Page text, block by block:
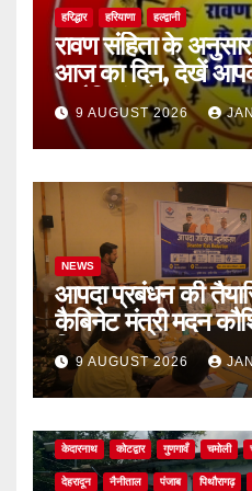
हरिद्धार हरियाणा हल्द्वानी
रावण संहिता के
आज का दिन, देखें आपके
चुनौतियां और नए
9 AUGUST 2026
NEWS
आपदा प्रबंधन की
कैबिनेट मंत्री मदन
किया शुभारंभ
9 AUGUST 2026
केदारनाथ कोटद्वार गुणगावँ चमोली
देहरादून नैनीताल पंजाब पिथौरागढ़